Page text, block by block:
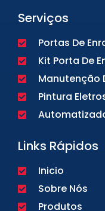
Serviços
Portas De
Kit Porta De
Manutenção
Pintura
Links Rápidos
Inicio
Sobre Nós
Produtos